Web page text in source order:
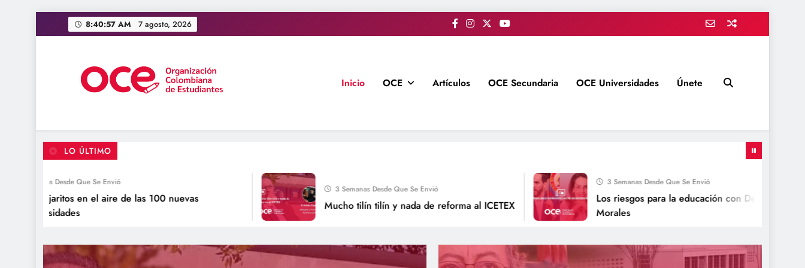
al
8:40:59 AM 7 agosto, 2026
OCE Colombia
Inicio OCE Artículos OCE Secundaria OCE Universidades Únete
LO ÚLTIMO
4 Días Desde Que Se Envió
pajaritos en el aire de las 100 nuevas
3 Semanas Desde Que Se Envió
Mucho tilín tilín y nada de reforma al ICETEX
3 Semanas Desde Que Se Envió
Los riesgos para la educación con De la Espriella-
Morales